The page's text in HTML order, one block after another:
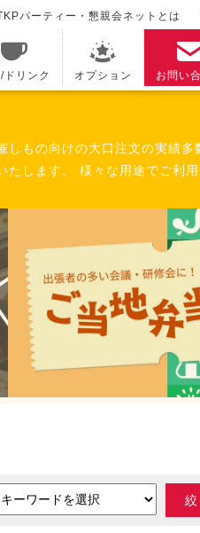
ドリンク オプション お問い
パーティー・懇親会ネットとは
しもの向けの大口注文の実績多
たします。 様々な用途でご利用